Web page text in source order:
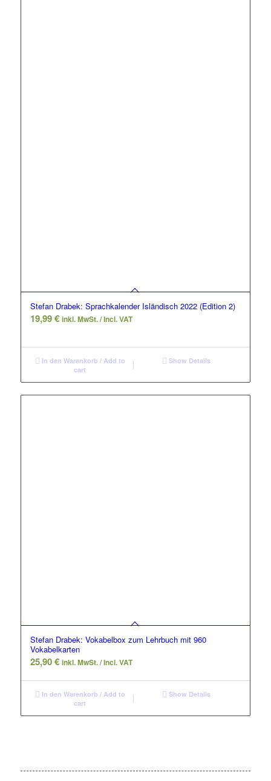
Stefan Drabek: Sprachkalender Isländisch 2022 (Edition 2)
19,99€ inkl. MwSt. / Incl. VAT
In den Warenkorb / Add to
cart
Show Details
Stefan Drabek: Vokabelbox zum Lehrbuch mit 960
Vokabelkarten
25,90€ inkl. MwSt. / Incl. VAT
In den Warenkorb / Add to
cart
Show Details